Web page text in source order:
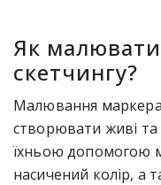
Як
скетчингу?
Малювання
створювати живі та
їхньою допомогою
насичений колір, а